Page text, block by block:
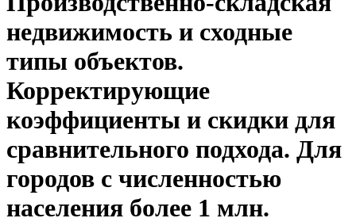
недвижимость и сходные
типы объектов.
Корректирующие
коэффициенты и скидки для
сравнительного подхода. Для
городов с численностью
населения более 1 млн.